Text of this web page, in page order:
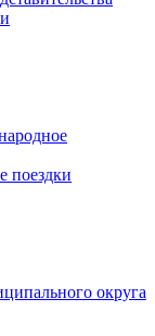
поездки
округа